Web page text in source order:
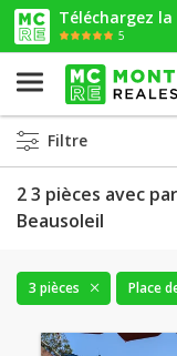
Téléchargez
5
Filtre
2 3 pièces avec
Beausoleil
3 pièces Place